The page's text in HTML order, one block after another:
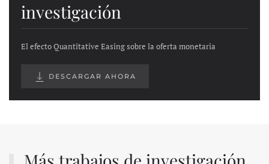
investigación
El efecto Quantitative Easing sobre la oferta monetaria
DESCARGAR AHORA